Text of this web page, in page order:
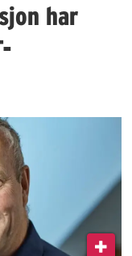
har